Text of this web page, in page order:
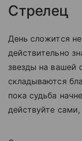
Стрелец
День сложится
действительно
звезды на вашей
складываются
пока судьба
действуйте